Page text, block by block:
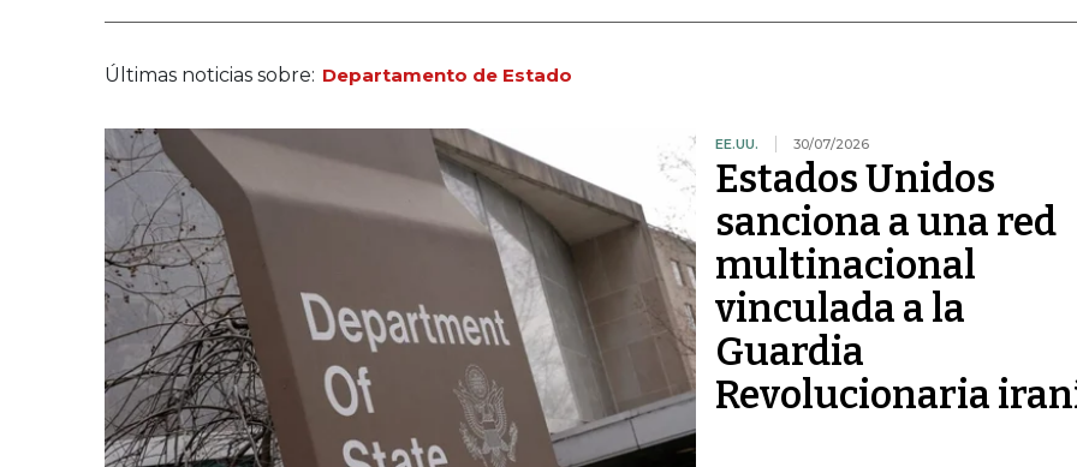
Últimas noticias sobre: Departamento de Estado
EE.UU. 30/07/2026
Estados Unidos
sanciona a una red
multinacional
vinculada a la
Guardia
Revolucionaria